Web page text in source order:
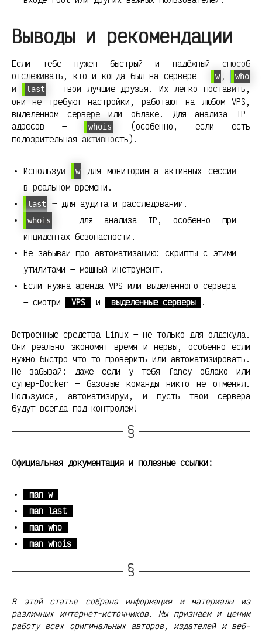
Выводы и рекомендации
Если тебе нужен быстрый и надёжный способ
отслеживать, кто и когда был на сервере —
w , who
и last
— твои лучшие друзья. Их легко поставить,
они не требуют настройки, работают на любом VPS,
выделенном сервере или облаке. Для анализа IP-
адресов —
whois
(особенно, если есть
подозрительная активность).
Используй w
для мониторинга активных сессий
в реальном времени.
last — для аудита и расследований.
whois
— для анализа IP, особенно при
инцидентах безопасности.
Не забывай про автоматизацию: скрипты с этими
утилитами — мощный инструмент.
Если нужна аренда VPS или выделенного сервера
— смотри
VPS и выделенные серверы .
Встроенные средства Linux — не только для олдскула.
Они реально экономят время и нервы, особенно если
нужно быстро что-то проверить или автоматизировать.
Не забывай: даже если у тебя fancy облако или
супер-Docker — базовые команды никто не отменял.
Пользуйся, автоматизируй, и пусть твои сервера
будут всегда под контролем!
Официальная документация и полезные ссылки:
man w
man last
man who
man whois
В этой статье собрана информация и материалы из
различных интернет-источников. Мы признаем и ценим
работу всех оригинальных авторов, издателей и веб-